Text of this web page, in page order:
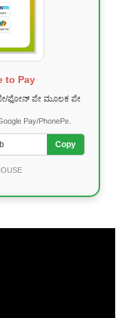
to Pay
ಫೋನ್ ಪೇ ಮೂಲಕ ಪೇ
Pay/PhonePe.
Copy